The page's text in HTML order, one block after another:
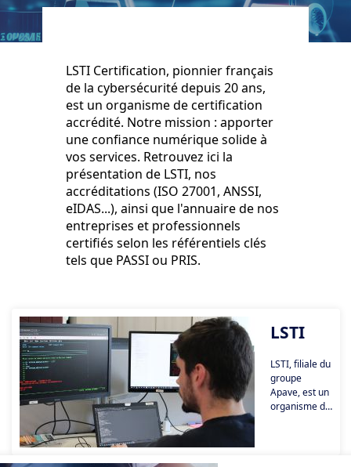
LSTI Certification, pionnier français
de la cybersécurité depuis 20 ans,
est un organisme de certification
accrédité. Notre mission : apporter
une confiance numérique solide à
vos services. Retrouvez ici la
présentation de LSTI, nos
accréditations (ISO 27001, ANSSI,
eIDAS...), ainsi que l'annuaire de nos
entreprises et professionnels
certifiés selon les référentiels clés
tels que PASSI ou PRIS.
LSTI
LSTI, filiale du
groupe
Apave, est un
organisme de